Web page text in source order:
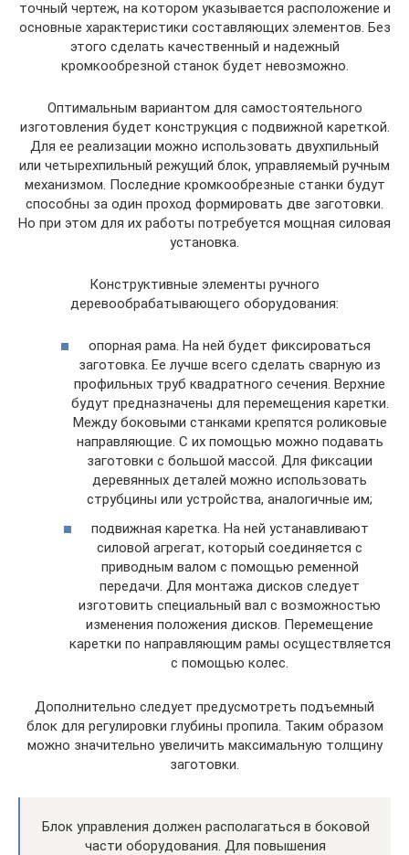
точный чертеж, на котором указывается расположение и
основные характеристики составляющих элементов. Без
этого сделать качественный и надежный
кромкообрезной станок будет невозможно.
Оптимальным вариантом для самостоятельного
изготовления будет конструкция с подвижной кареткой.
Для ее реализации можно использовать двухпильный
или четырехпильный режущий блок, управляемый ручным
механизмом. Последние кромкообрезные станки будут
способны за один проход формировать две заготовки.
Но при этом для их работы потребуется мощная силовая
установка.
Конструктивные элементы ручного
деревообрабатывающего оборудования:
опорная рама. На ней будет фиксироваться
заготовка. Ее лучше всего сделать сварную из
профильных труб квадратного сечения. Верхние
будут предназначены для перемещения каретки.
Между боковыми станками крепятся роликовые
направляющие. С их помощью можно подавать
заготовки с большой массой. Для фиксации
деревянных деталей можно использовать
струбцины или устройства, аналогичные им;
подвижная каретка. На ней устанавливают
силовой агрегат, который соединяется с
приводным валом с помощью ременной
передачи. Для монтажа дисков следует
изготовить специальный вал с возможностью
изменения положения дисков. Перемещение
каретки по направляющим рамы осуществляется
с помощью колес.
Дополнительно следует предусмотреть подъемный
блок для регулировки глубины пропила. Таким образом
можно значительно увеличить максимальную толщину
заготовки.
Блок управления должен располагаться в боковой
части оборудования. Для повышения